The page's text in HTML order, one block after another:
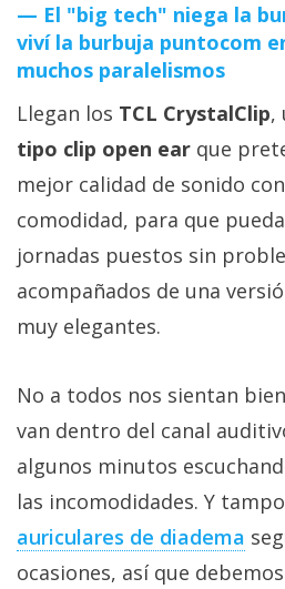
Sistemas
operativos
Profesional
+
Más
temas
Sorteos
Contacto
/
Sobre
nosotros
/
Publicidad
El "big tech" niega la
viví la burbuja puntocom
muchos paralelismos
Llegan los TCL CrystalClip,
tipo clip open ear que
mejor calidad de sonido
comodidad, para que
jornadas puestos sin
acompañados de una
muy elegantes.
No a todos nos sientan
van dentro del canal
algunos minutos
las incomodidades. Y
auriculares de diadema‎
ocasiones, así que